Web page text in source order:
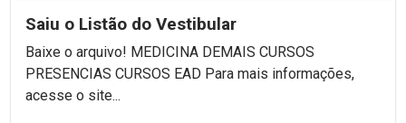
Saiu o Listão do Vestibular
Baixe o arquivo! MEDICINA DEMAIS CURSOS
PRESENCIAS CURSOS EAD Para mais informações,
acesse o site...